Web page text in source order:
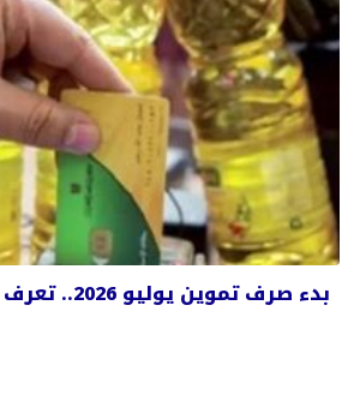
بدء صرف تموين يوليو 2026.. تعرف على الأسعار